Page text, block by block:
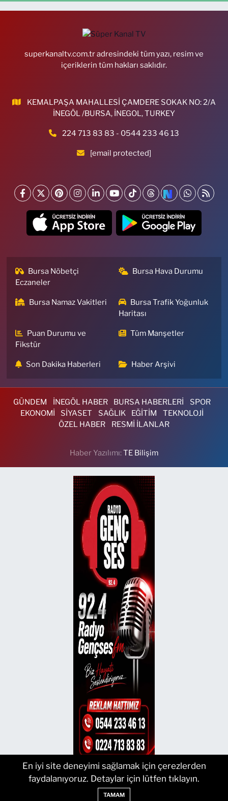
superkanaltv.com.tr adresindeki tüm yazı, resim ve
içeriklerin tüm hakları saklıdır.
KEMALPAŞA MAHALLESİ ÇAMDERE SOKAK NO: 2/A
İNEGÖL /BURSA, İNEGOL, TURKEY
224 713 83 83 - 0544 233 46 13
[email protected]
Bursa Nöbetçi
Eczaneler
Bursa Hava Durumu
Bursa Namaz Vakitleri
Bursa Trafik Yoğunluk
Haritası
Puan Durumu ve
Fikstür
Tüm Manşetler
Son Dakika Haberleri Haber Arşivi
GÜNDEM İNEGÖL HABER BURSA HABERLERİ
SPOR
EKONOMİ
SİYASET SAĞLIK EĞİTİM
TEKNOLOJİ
ÖZEL HABER
RESMİ İLANLAR
Haber Yazılımı:TE Bilişim
En iyi site deneyimi sağlamak için çerezlerden
faydalanıyoruz. Detaylar için lütfen tıklayın.
TAMAM